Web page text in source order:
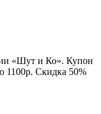
«Шут и Ко». Купон
1100р. Скидка 50%